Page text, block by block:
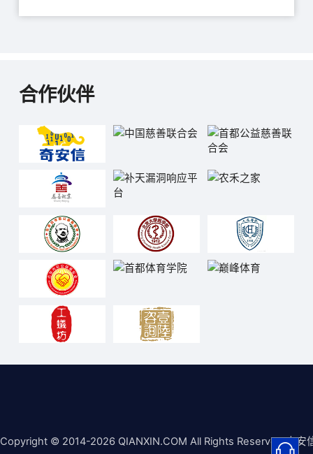
合作伙伴
Copyright © 2014-2026 QIANXIN.COM All Rights Reserved 奇安